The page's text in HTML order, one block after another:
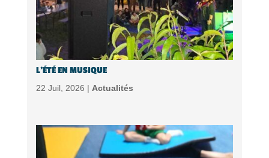
L’ÉTÉ EN MUSIQUE
22 Juil, 2026 | Actualités